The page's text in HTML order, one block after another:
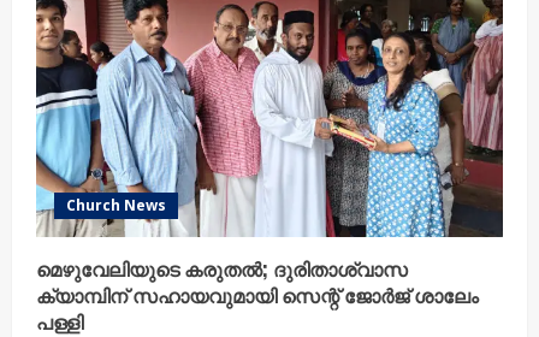
Church News
മെഴുവേലിയുടെ കരുതൽ; ദുരിതാശ്വാസ
ക്യാമ്പിന് സഹായവുമായി സെന്റ് ജോർജ് ശാലേം
പള്ളി